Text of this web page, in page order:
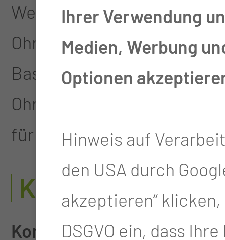
Ohrenheilkunde (60
Basisweiterbildung im
Ohrenheilkunde, 36
für Hals-Nasen-
KLINIKINTERNE
Konservative Ausbildung
Ihrer Verwendung
Medien, Werbung
Optionen
Hinweis auf
den USA durch
akzeptieren“
DSGVO ein, dass